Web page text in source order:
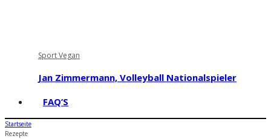
Sport Vegan
Jan Zimmermann, Volleyball Nationalspieler
FAQ’S
Startseite
Rezepte